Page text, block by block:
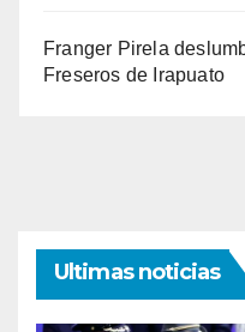
Franger Pirela
Freseros de Irapuato
Ultimas noticias